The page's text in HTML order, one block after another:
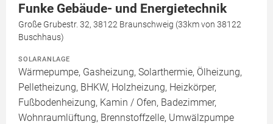
Funke Gebäude- und Energietechnik
Große Grubestr. 32, 38122 Braunschweig (33km von 38122
Buschhaus)
SOLARANLAGE
Wärmepumpe, Gasheizung, Solarthermie, Ölheizung,
Pelletheizung, BHKW, Holzheizung, Heizkörper,
Fußbodenheizung, Kamin / Ofen, Badezimmer,
Wohnraumlüftung, Brennstoffzelle, Umwälzpumpe